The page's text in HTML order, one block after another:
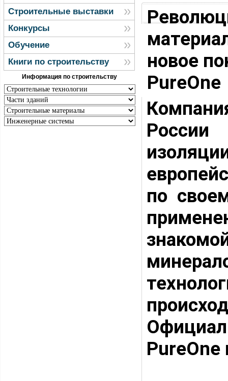
Строительные выставки
Конкурсы
Обучение
Книги по строительству
Информация по строительству
новое
PureOne
по
PureOne